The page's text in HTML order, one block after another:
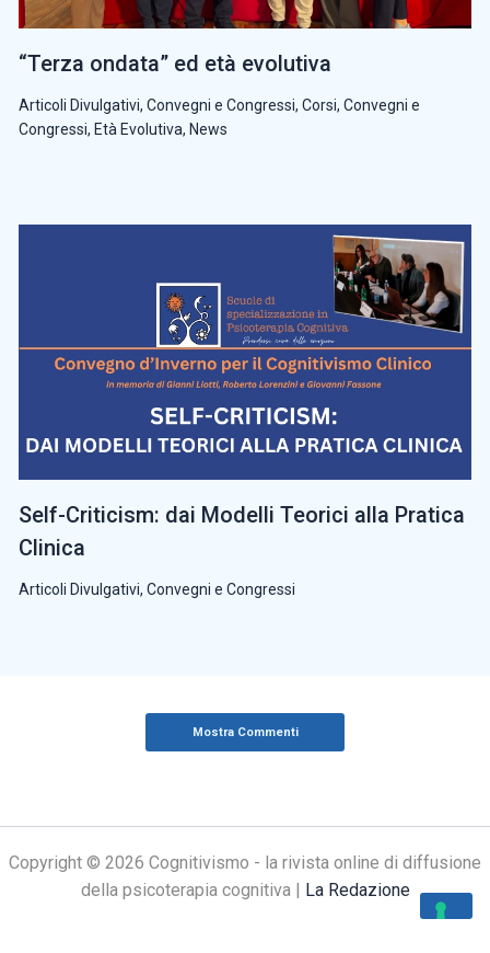
“Terza ondata” ed età evolutiva
Articoli Divulgativi, Convegni e Congressi, Corsi, Convegni e
Congressi, Età Evolutiva, News
Self-Criticism: dai Modelli Teorici alla Pratica
Clinica
Articoli Divulgativi, Convegni e Congressi
Mostra Commenti
Copyright © 2026 Cognitivismo - la rivista online di diffusione
della psicoterapia cognitiva | La Redazione